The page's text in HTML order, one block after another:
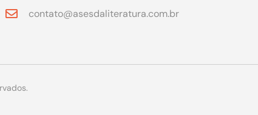
contato@asesdaliteratura.com.br